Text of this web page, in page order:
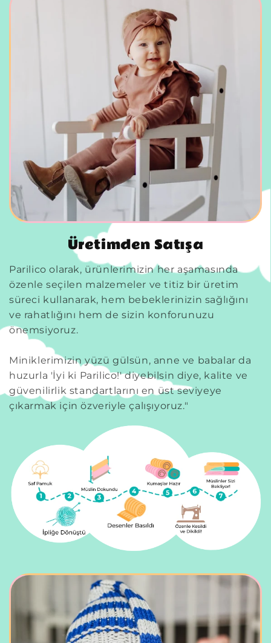
Üretimden Satışa
Parilico olarak, ürünlerimizin her aşamasında
özenle seçilen malzemeler ve titiz bir üretim
süreci kullanarak, hem bebeklerinizin sağlığını
ve rahatlığını hem de sizin konforunuzu
önemsiyoruz.
Miniklerimizin yüzü gülsün, anne ve babalar da
huzurla 'İyi ki Parilico!' diyebilsin diye, kalite ve
güvenilirlik standartlarını en üst seviyeye
çıkarmak için özveriyle çalışıyoruz."